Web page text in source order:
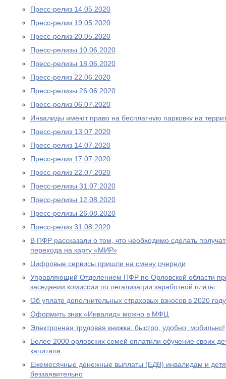
Пресс-релиз 14.05.2020
Пресс-релиз 19.05.2020
Пресс-релиз 20.05.2020
Пресс-релизы 10.06.2020
Пресс-релизы 18.06.2020
Пресс-релиз 22.06.2020
Пресс-релизы 26.06.2020
Пресс-релиз 06.07.2020
Инвалиды имеют право на бесплатную парковку на
Пресс-релиз 13.07.2020
Пресс-релиз 14.07.2020
Пресс-релиз 17.07.2020
Пресс-релиз 22.07.2020
Пресс-релизы 31.07.2020
Пресс-релизы 12.08.2020
Пресс-релизы 26.08.2020
Пресс-релиз 31.08.2020
В ПФР рассказали о том, что необходимо сделать
перехода на карту «МИР»
Цифровые сервисы пришли на смену очереди
Управляющий Отделением ПФР по Орловской области
заседании комиссии по легализации заработной платы
Об уплате дополнительных страховых взносов в 2020 году
Оформить знак «Инвалид» можно в МФЦ
Электронная трудовая книжка: быстро, удобно, мобильно!
Более 2000 орловских семей оплатили обучение своих
капитала
Ежемесячные денежные выплаты (ЕДВ) инвалидам и
беззаявительно